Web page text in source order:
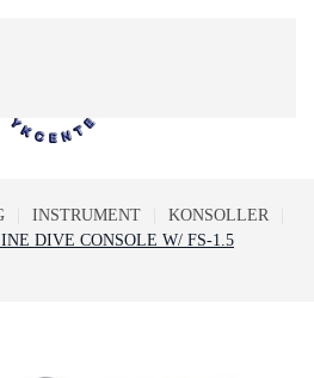
INSTRUMENT
KONSOLLER
DIVE CONSOLE W/ FS-1.5